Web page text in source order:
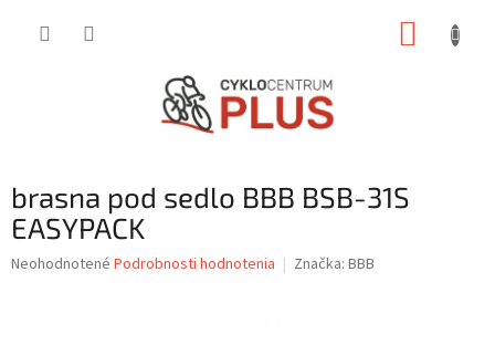
brasna pod sedlo BBB BSB-31S
EASYPACK
Priemerné
Neohodnotené Podrobnosti hodnotenia Značka: BBB